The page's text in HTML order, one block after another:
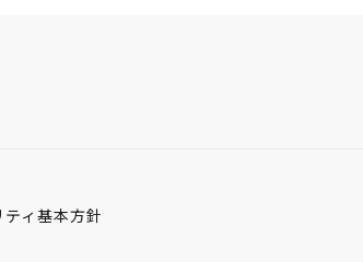
ィ基本方針